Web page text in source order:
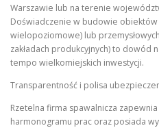
Warszawie lub na terenie
Doświadczenie w budowie obiektów
wielopoziomowe) lub
zakładach produkcyjnych) to dowód
tempo wielkomiejskich inwestycji.
Transparentność i polisa
Rzetelna firma spawalnicza
harmonogramu prac oraz posiada